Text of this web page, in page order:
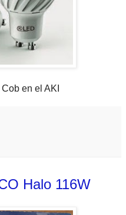
en el AKI
Halo 116W